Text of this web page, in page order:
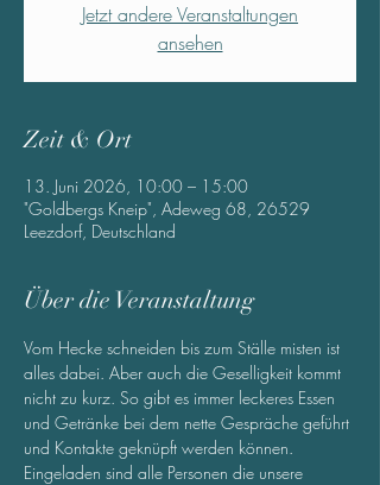
Jetzt andere Veranstaltungen
ansehen
Zeit & Ort
13. Juni 2026, 10:00 – 15:00
"Goldbergs Kneip", Adeweg 68, 26529
Leezdorf, Deutschland
Über die Veranstaltung
Vom Hecke schneiden bis zum Ställe misten ist
alles dabei. Aber auch die Geselligkeit kommt
nicht zu kurz. So gibt es immer leckeres Essen
und Getränke bei dem nette Gespräche geführt
und Kontakte geknüpft werden können.
Eingeladen sind alle Personen die unsere